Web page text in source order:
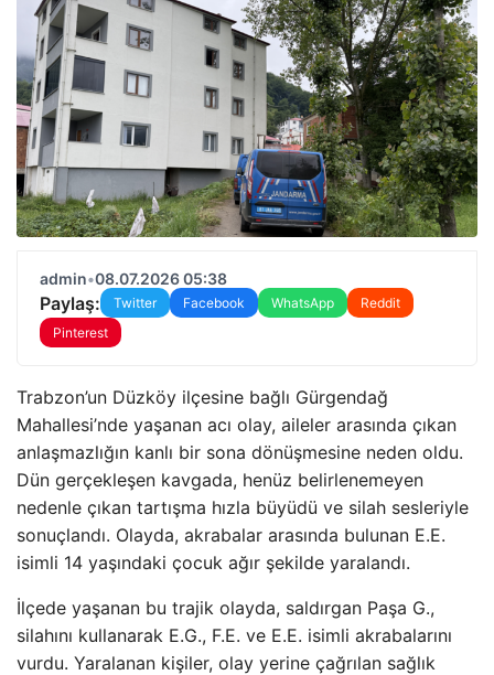
admin•08.07.2026 05:38
Paylaş: Twitter Facebook WhatsApp
Reddit
Pinterest
Trabzon’un Düzköy ilçesine bağlı Gürgendağ
Mahallesi’nde yaşanan acı olay, aileler arasında çıkan
anlaşmazlığın kanlı bir sona dönüşmesine neden oldu.
Dün gerçekleşen kavgada, henüz belirlenemeyen
nedenle çıkan tartışma hızla büyüdü ve silah sesleriyle
sonuçlandı. Olayda, akrabalar arasında bulunan E.E.
isimli 14 yaşındaki çocuk ağır şekilde yaralandı.
İlçede yaşanan bu trajik olayda, saldırgan Paşa G.,
silahını kullanarak E.G., F.E. ve E.E. isimli akrabalarını
vurdu. Yaralanan kişiler, olay yerine çağrılan sağlık